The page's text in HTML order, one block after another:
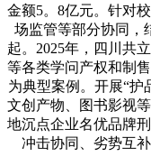
金额5。8亿元。针对
场监管等部分协同，
起。2025年，四川共
等各类学问产权和制
为典型案例。开展“护
文创产物、图书影视
地沉点企业名优品牌
冲击协同、劣势互